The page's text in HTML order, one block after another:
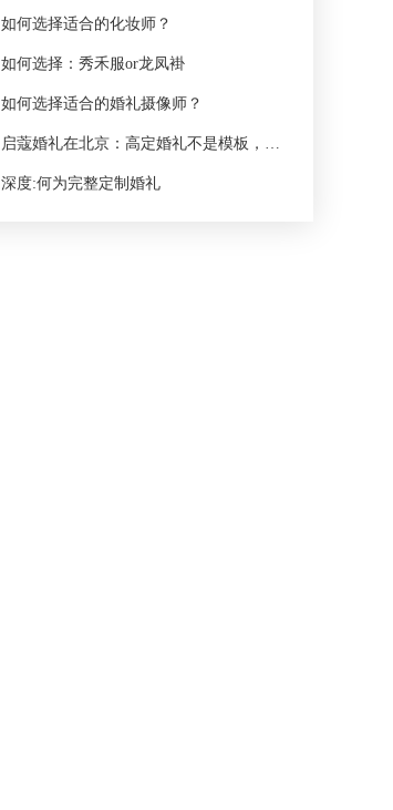
如何选择适合的化妆师？
如何选择：秀禾服or龙凤褂
如何选择适合的婚礼摄像师？
深度:何为完整定制婚礼